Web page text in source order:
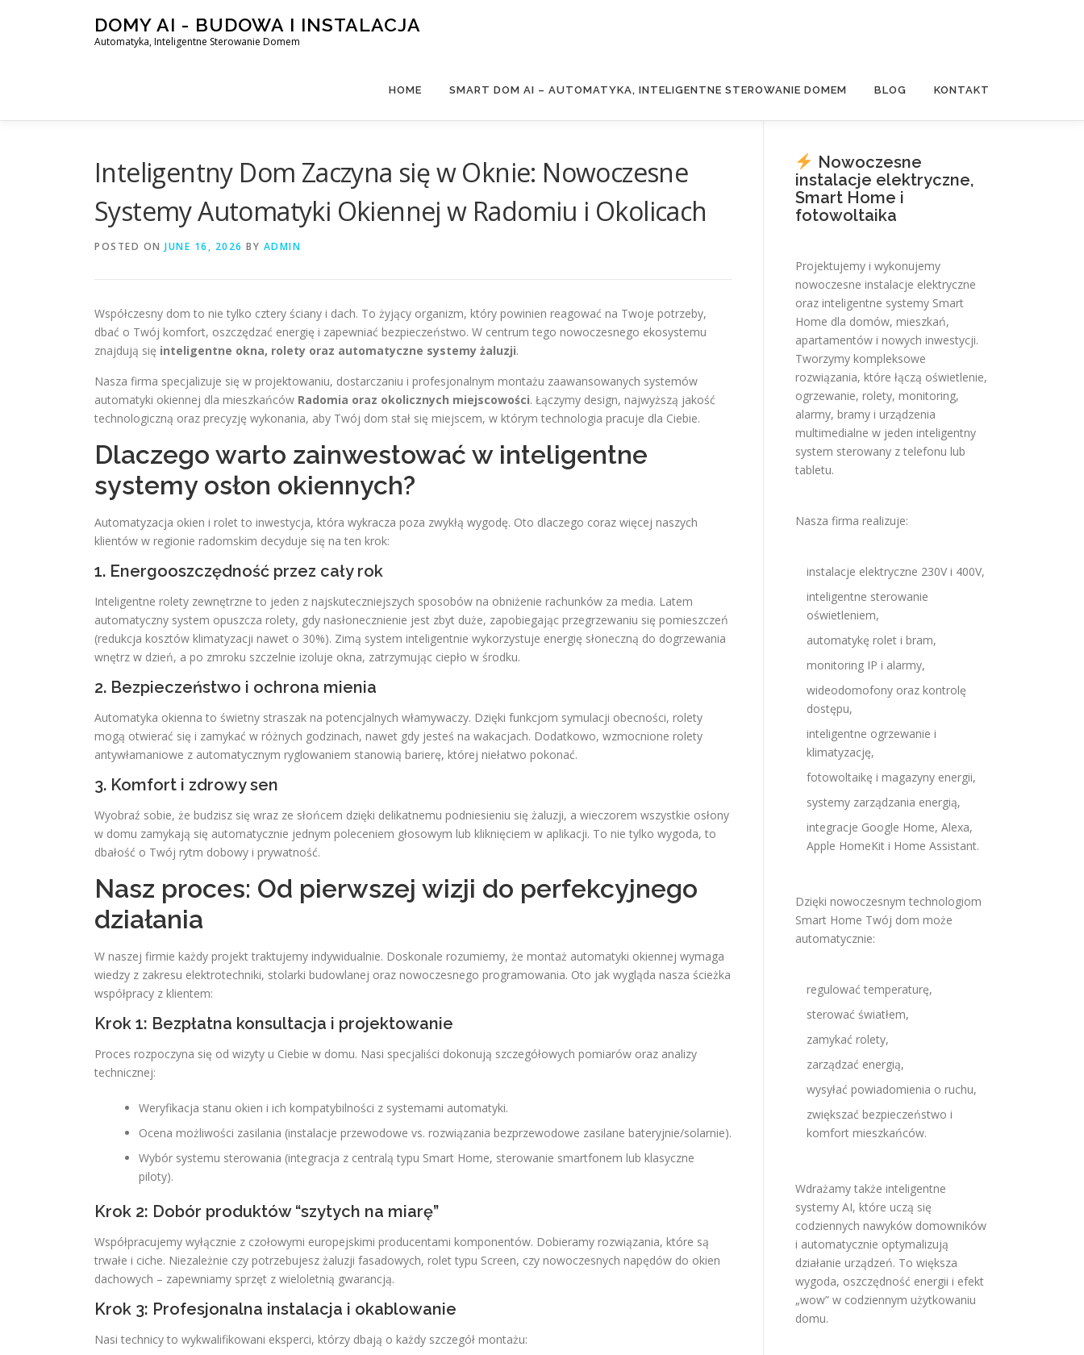
DOMY AI - BUDOWA I INSTALACJA
Automatyka, Inteligentne Sterowanie Domem
HOME SMART DOM AI – AUTOMATYKA, INTELIGENTNE STEROWANIE DOMEM BLOG KONTAKT
Inteligentny Dom Zaczyna się w Oknie: Nowoczesne
Systemy Automatyki Okiennej w Radomiu i Okolicach
POSTED ON JUNE 16, 2026 BY ADMIN
Współczesny dom to nie tylko cztery ściany i dach. To żyjący organizm, który powinien reagować na Twoje potrzeby,
dbać o Twój komfort, oszczędzać energię i zapewniać bezpieczeństwo. W centrum tego nowoczesnego ekosystemu
znajdują się inteligentne okna, rolety oraz automatyczne systemy żaluzji.
Nasza firma specjalizuje się w projektowaniu, dostarczaniu i profesjonalnym montażu zaawansowanych systemów
automatyki okiennej dla mieszkańców Radomia oraz okolicznych miejscowości. Łączymy design, najwyższą jakość
technologiczną oraz precyzję wykonania, aby Twój dom stał się miejscem, w którym technologia pracuje dla Ciebie.
Dlaczego warto zainwestować w inteligentne
systemy osłon okiennych?
Automatyzacja okien i rolet to inwestycja, która wykracza poza zwykłą wygodę. Oto dlaczego coraz więcej naszych
klientów w regionie radomskim decyduje się na ten krok:
1. Energooszczędność przez cały rok
Inteligentne rolety zewnętrzne to jeden z najskuteczniejszych sposobów na obniżenie rachunków za media. Latem
automatyczny system opuszcza rolety, gdy nasłonecznienie jest zbyt duże, zapobiegając przegrzewaniu się pomieszczeń
(redukcja kosztów klimatyzacji nawet o 30%). Zimą system inteligentnie wykorzystuje energię słoneczną do dogrzewania
wnętrz w dzień, a po zmroku szczelnie izoluje okna, zatrzymując ciepło w środku.
2. Bezpieczeństwo i ochrona mienia
Automatyka okienna to świetny straszak na potencjalnych włamywaczy. Dzięki funkcjom symulacji obecności, rolety
mogą otwierać się i zamykać w różnych godzinach, nawet gdy jesteś na wakacjach. Dodatkowo, wzmocnione rolety
antywłamaniowe z automatycznym ryglowaniem stanowią barierę, której niełatwo pokonać.
3. Komfort i zdrowy sen
Wyobraź sobie, że budzisz się wraz ze słońcem dzięki delikatnemu podniesieniu się żaluzji, a wieczorem wszystkie osłony
w domu zamykają się automatycznie jednym poleceniem głosowym lub kliknięciem w aplikacji. To nie tylko wygoda, to
dbałość o Twój rytm dobowy i prywatność.
Nasz proces: Od pierwszej wizji do perfekcyjnego
działania
W naszej firmie każdy projekt traktujemy indywidualnie. Doskonale rozumiemy, że montaż automatyki okiennej wymaga
wiedzy z zakresu elektrotechniki, stolarki budowlanej oraz nowoczesnego programowania. Oto jak wygląda nasza ścieżka
współpracy z klientem:
Krok 1: Bezpłatna konsultacja i projektowanie
Proces rozpoczyna się od wizyty u Ciebie w domu. Nasi specjaliści dokonują szczegółowych pomiarów oraz analizy
technicznej:
Weryfikacja stanu okien i ich kompatybilności z systemami automatyki.
Ocena możliwości zasilania (instalacje przewodowe vs. rozwiązania bezprzewodowe zasilane bateryjnie/solarnie).
Wybór systemu sterowania (integracja z centralą typu Smart Home, sterowanie smartfonem lub klasyczne
piloty).
Krok 2: Dobór produktów “szytych na miarę”
Współpracujemy wyłącznie z czołowymi europejskimi producentami komponentów. Dobieramy rozwiązania, które są
trwałe i ciche. Niezależnie czy potrzebujesz żaluzji fasadowych, rolet typu Screen, czy nowoczesnych napędów do okien
dachowych – zapewniamy sprzęt z wieloletnią gwarancją.
Krok 3: Profesjonalna instalacja i okablowanie
Nasi technicy to wykwalifikowani eksperci, którzy dbają o każdy szczegół montażu:
Nowoczesne
instalacje elektryczne,
Smart Home i
fotowoltaika
Projektujemy i wykonujemy
nowoczesne instalacje elektryczne
oraz inteligentne systemy Smart
Home dla domów, mieszkań,
apartamentów i nowych inwestycji.
Tworzymy kompleksowe
rozwiązania, które łączą oświetlenie,
ogrzewanie, rolety, monitoring,
alarmy, bramy i urządzenia
multimedialne w jeden inteligentny
system sterowany z telefonu lub
tabletu.
Nasza firma realizuje:
instalacje elektryczne 230V i 400V,
inteligentne sterowanie
oświetleniem,
automatykę rolet i bram,
monitoring IP i alarmy,
wideodomofony oraz kontrolę
dostępu,
inteligentne ogrzewanie i
klimatyzację,
fotowoltaikę i magazyny energii,
systemy zarządzania energią,
integracje Google Home, Alexa,
Apple HomeKit i Home Assistant.
Dzięki nowoczesnym technologiom
Smart Home Twój dom może
automatycznie:
regulować temperaturę,
sterować światłem,
zamykać rolety,
zarządzać energią,
wysyłać powiadomienia o ruchu,
zwiększać bezpieczeństwo i
komfort mieszkańców.
Wdrażamy także inteligentne
systemy AI, które uczą się
codziennych nawyków domowników
i automatycznie optymalizują
działanie urządzeń. To większa
wygoda, oszczędność energii i efekt
„wow” w codziennym użytkowaniu
domu.